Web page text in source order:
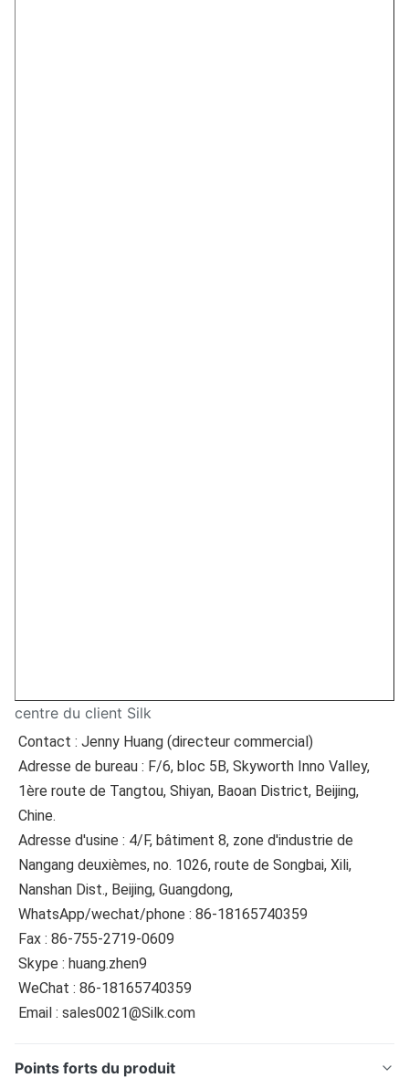
centre du client Silk
Contact : Jenny Huang (directeur commercial)
Adresse de bureau : F/6, bloc 5B, Skyworth Inno Valley,
1ère route de Tangtou, Shiyan, Baoan District, Beijing,
Chine.
Adresse d'usine : 4/F, bâtiment 8, zone d'industrie de
Nangang deuxièmes, no. 1026, route de Songbai, Xili,
Nanshan Dist., Beijing, Guangdong,
WhatsApp/wechat/phone : 86-18165740359
Fax : 86-755-2719-0609
Skype : huang.zhen9
WeChat : 86-18165740359
Email : sales0021@Silk.com
Points forts du produit